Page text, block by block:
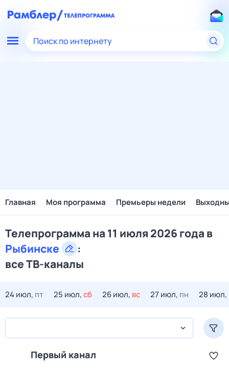
Поиск по интернету
Главная Моя программа Премьеры недели
Телепрограмма на 11 июля 2026 года в
Рыбинске
:
все ТВ-каналы
24 июл, пт 25 июл,сб 26 июл, вс 27 июл, пн 28 июл,
Первый канал